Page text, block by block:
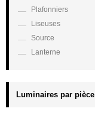
Plafonniers
Liseuses
Source
Lanterne
Luminaires par pièce